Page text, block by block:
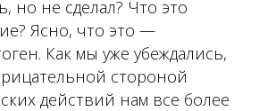
но не сделал? Что это
Ясно, что это —
Как мы уже убеждались,
стороной
действий нам все более